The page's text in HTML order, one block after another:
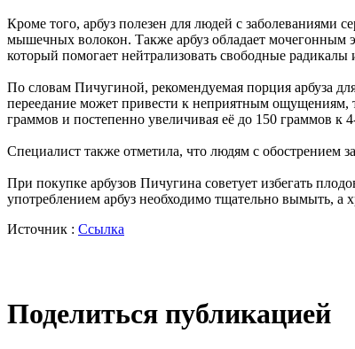
Кроме того, арбуз полезен для людей с заболеваниями
мышечных волокон. Также арбуз обладает мочегонным
который помогает нейтрализовать свободные радикалы
По словам Пичугиной, рекомендуемая порция арбуза
переедание может привести к неприятным ощущениям,
граммов и постепенно увеличивая её до 150 граммов к
Специалист также отметила, что людям с обострением
При покупке арбузов Пичугина советует избегать
употреблением арбуз необходимо тщательно вымыть, а
Источник : Ссылка
Поделиться публикацией